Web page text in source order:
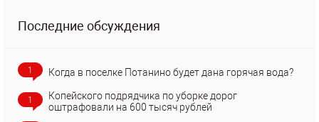
Последние обсуждения
1 Когда в поселке Потанино будет дана горячая вода?
1
Копейского подрядчика по уборке дорог
оштрафовали на 600 тысяч рублей